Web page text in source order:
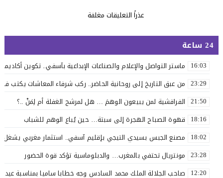
عذراً التعليقات مغلقة
24 ساعة
16:03 ماستر التواصل والإعلام والصناعات الإبداعية بآسفي.. تكوين
23:29 من عبق التاريخ إلى روحانية الحاضر.. ركب شرفاء المعاشات يكتب
21:50 الفراقشية لمن يبيعون الوهمَ … هل لمرشح الغفلة أم لِمَنْ ..؟
18:16 قهوة الصباح الهجرة إلى سبتة… حين يُباع الوهم للشباب
18:02 مصنع الجبس بسيدي التيجي بإقليم آسفي.. استثمار مغربي يشغل 110 عاملاً
23:28 مونتريال تحتفي بالمغرب… والدبلوماسية تؤكد قوة الحضور
12:20 صاحب الجلالة الملك محمد السادس وجه خطابا ساميا بمناسبة عيد